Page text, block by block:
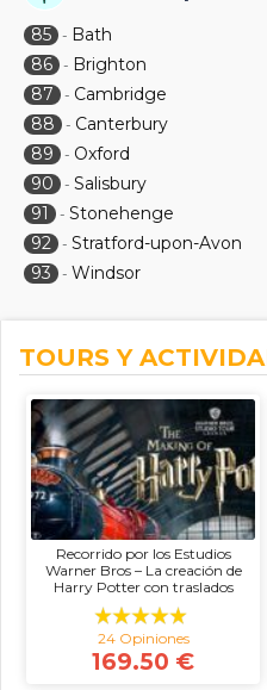
85 - Bath
86 - Brighton
87
- Cambridge
88
- Canterbury
89
- Oxford
90
- Salisbury
91
- Stonehenge
92 - Stratford-upon-Avon
93
- Windsor
TOURS Y
Recorrido por los Estudios
Warner Bros – La creación de
Harry Potter con traslados
24 Opiniones
169.50 €